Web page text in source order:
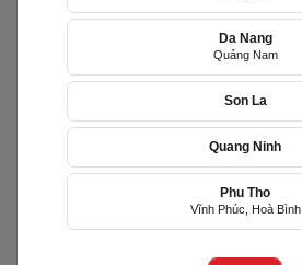
Huyện Diên Khánh, Khánh Hòa
Da Nang
Quảng Nam
Son La
Quang Ninh
Phu Tho
Vĩnh Phúc, Hoà Bình